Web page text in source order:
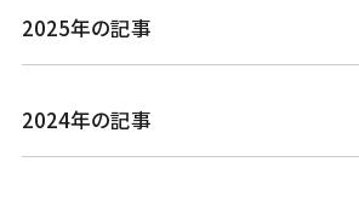
2025年の記事
2024年の記事